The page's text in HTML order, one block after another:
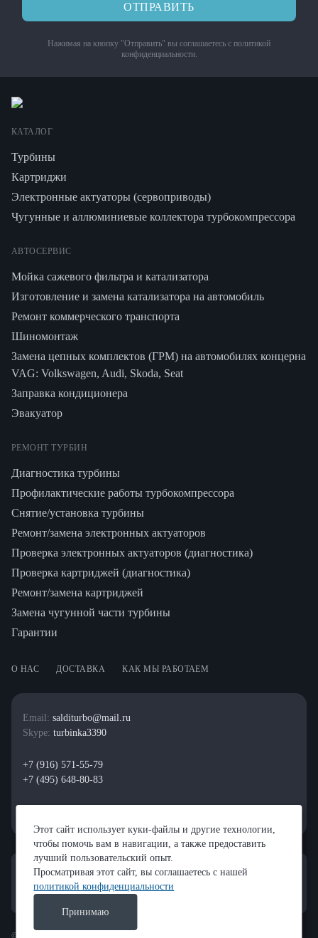
ОТПРАВИТЬ
Нажимая на кнопку "Отправить" вы соглашаетесь с политикой
конфиденциальности.
КАТАЛОГ
Турбины
Картриджи
Электронные актуаторы (сервоприводы)
Чугунные и аллюминиевые коллектора турбокомпрессора
АВТОСЕРВИС
Мойка сажевого фильтра и катализатора
Изготовление и замена катализатора на автомобиль
Ремонт коммерческого транспорта
Шиномонтаж
Замена цепных комплектов (ГРМ) на автомобилях концерна
VAG: Volkswagen, Audi, Skoda, Seat
Заправка кондиционера
Эвакуатор
РЕМОНТ ТУРБИН
Диагностика турбины
Профилактические работы турбокомпрессора
Снятие/установка турбины
Ремонт/замена электронных актуаторов
Проверка электронных актуаторов (диагностика)
Проверка картриджей (диагностика)
Ремонт/замена картриджей
Замена чугунной части турбины
Гарантии
О НАС ДОСТАВКА КАК МЫ РАБОТАЕМ
Email: salditurbo@mail.ru
Skype: turbinka3390
+7 (916) 571-55-79
+7 (495) 648-80-83
Этот сайт использует куки-файлы и другие технологии,
чтобы помочь вам в навигации, а также предоставить
лучший пользовательский опыт.
Просматривая этот сайт, вы соглашаетесь с нашей
политикой конфиденциальности
Принимаю